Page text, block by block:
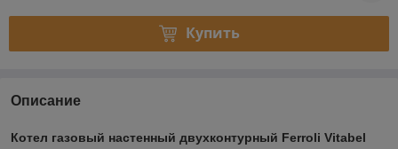
Купить
Описание
Котел газовый настенный двухконтурный Ferroli Vitabel